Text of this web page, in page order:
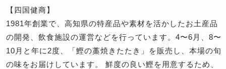
【四国健商】
1981年創業で、高知県の特産品や素材を活かしたお土産品
の開発、飲食施設の運営などを行っています。4〜6月、8〜
10月と年に2度、「鰹の藁焼きたたき」を販売し、本場の旬
の味をお届けしています。 鮮度の良い鰹を用意するため、